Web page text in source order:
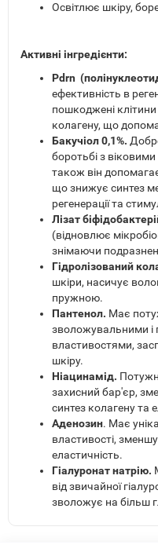
Освітлює шкіру,
Активні інгредієнти:
Pdrn
ефективність в
пошкоджені
колагену, що
Бакучіол 0,1%.
боротьбі з
також він допомагає
що знижує синтез
регенерації та
Лізат
(відновлює
знімаючи
Гідролізований
шкіри, насичує
пружною.
Пантенол. Має
зволожувальними
властивостями,
шкіру.
Ніацинамід.
захисний бар'єр,
синтез колагену та
Аденозин. Має
властивості,
еластичність.
Гіалуронат натрію.
від звичайної
зволожує на більш